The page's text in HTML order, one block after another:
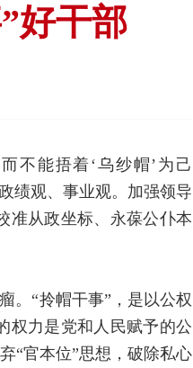
好干部
不能捂着‘乌纱帽’为己
绩观、事业观。加强领导
准从政坐标、永葆公仆本
。“拎帽干事”，是以公权
权力是党和人民赋予的公
“官本位”思想，破除私心